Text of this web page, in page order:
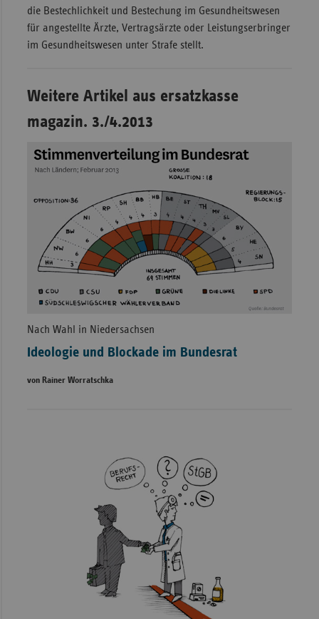
die Bestechlichkeit und Bestechung im Gesundheitswesen
für angestellte Ärzte, Vertragsärzte oder Leistungserbringer
im Gesundheitswesen unter Strafe stellt.
Weitere Artikel aus ersatzkasse
magazin. 3./4.2013
Nach Wahl in Niedersachsen
Ideologie und Blockade im Bundesrat
von Rainer Worratschka